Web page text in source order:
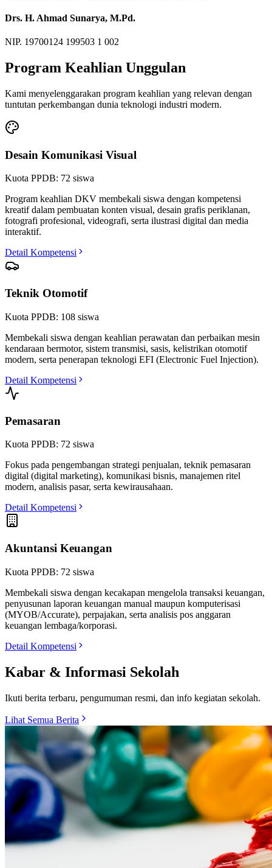
Drs. H. Ahmad Sunarya, M.Pd.
NIP. 19700124 199503 1 002
Program Keahlian Unggulan
Kami menyelenggarakan program keahlian yang relevan dengan
tuntutan perkembangan dunia teknologi industri modern.
Desain Komunikasi Visual
Kuota PPDB: 72 siswa
Program keahlian DKV membekali siswa dengan kompetensi
kreatif dalam pembuatan konten visual, desain grafis periklanan,
fotografi profesional, videografi, serta ilustrasi digital dan media
interaktif.
Detail Kompetensi
Teknik Otomotif
Kuota PPDB: 108 siswa
Membekali siswa dengan keahlian perawatan dan perbaikan mesin
kendaraan bermotor, sistem transmisi, sasis, kelistrikan otomotif
modern, serta penerapan teknologi EFI (Electronic Fuel Injection).
Detail Kompetensi
Pemasaran
Kuota PPDB: 72 siswa
Fokus pada pengembangan strategi penjualan, teknik pemasaran
digital (digital marketing), komunikasi bisnis, manajemen ritel
modern, analisis pasar, serta kewirausahaan.
Detail Kompetensi
Akuntansi Keuangan
Kuota PPDB: 72 siswa
Membekali siswa dengan kecakapan mengelola transaksi keuangan,
penyusunan laporan keuangan manual maupun komputerisasi
(MYOB/Accurate), perpajakan, serta analisis pos anggaran
keuangan lembaga/korporasi.
Detail Kompetensi
Kabar & Informasi Sekolah
Ikuti berita terbaru, pengumuman resmi, dan info kegiatan sekolah.
Lihat Semua Berita